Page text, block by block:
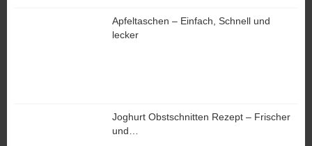
Apfeltaschen – Einfach, Schnell und
lecker
Joghurt Obstschnitten Rezept – Frischer
und…